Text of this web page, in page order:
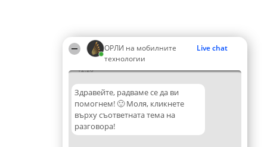
ОРЛИ на мобилните
технологии
Live chat
12:26
Здравейте, радваме се да ви
помогнем! 🙂 Моля, кликнете
върху съответната тема на
разговора!